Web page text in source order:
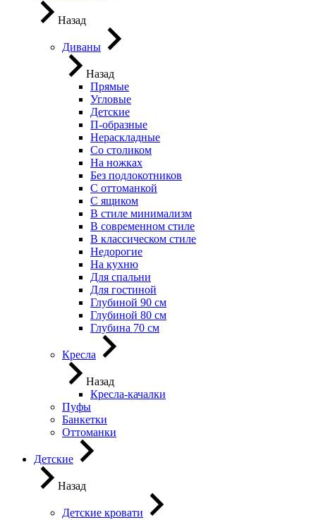
Назад
Диваны
Назад
Прямые
Угловые
Детские
П-образные
Нераскладные
Со столиком
На ножках
Без подлокотников
С оттоманкой
С ящиком
В стиле минимализм
В современном стиле
В классическом стиле
Недорогие
На кухню
Для спальни
Для гостиной
Глубиной 90 см
Глубиной 80 см
Глубина 70 см
Кресла
Назад
Кресла-качалки
Пуфы
Банкетки
Оттоманки
Детские
Назад
Детские кровати